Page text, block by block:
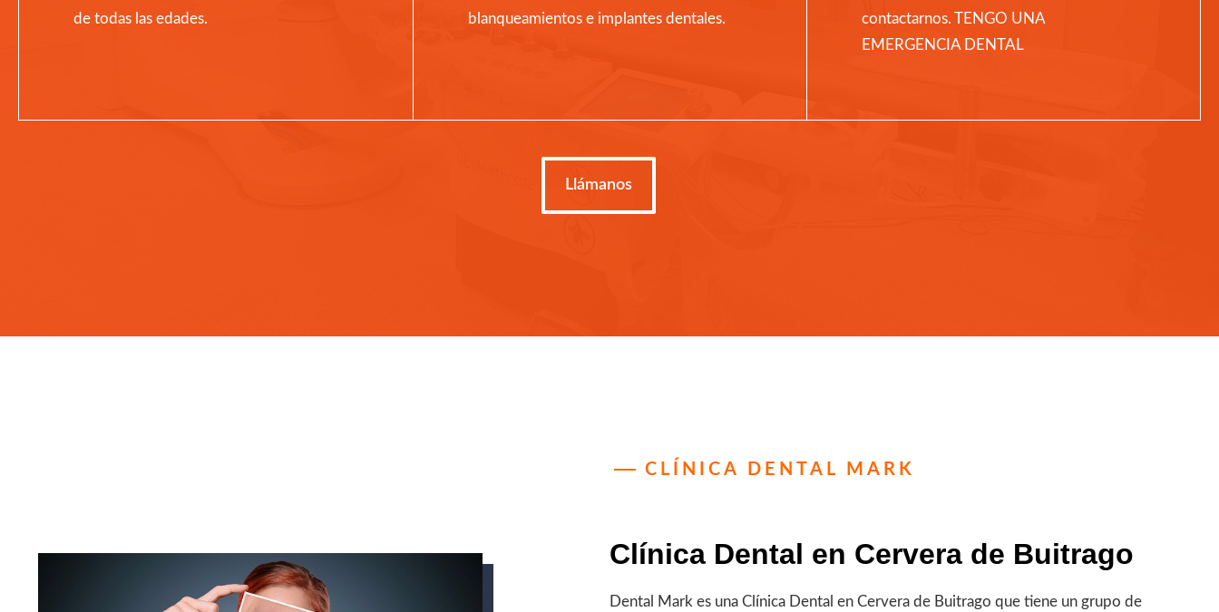
de todas las edades.
blanqueamientos e implantes dentales.
contactarnos. TENGO UNA
EMERGENCIA DENTAL
Llámanos
CLÍNICA DENTAL MARK
Clínica Dental en Cervera de Buitrago
Dental Mark es una Clínica Dental en Cervera de Buitrago que tiene un grupo de